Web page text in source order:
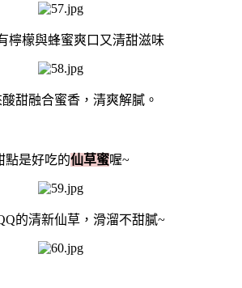
檸檬與蜂蜜爽口又清甜滋味
酸甜融合蜜香，清爽解膩。
點是好吃的仙草蜜喔~
的清新仙草，滑溜不甜膩~